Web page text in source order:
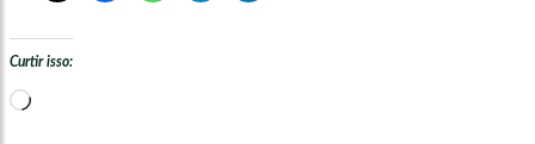
Curtir isso:
Carregando...